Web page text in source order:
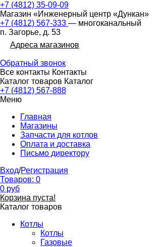
+7 (4812) 35-09-09
Магазин «Инженерный центр «Дункан»
+7 (4812) 567-333 — многоканальный
п. Загорье, д. 53
Адреса магазинов
Обратный звонок
Все контакты Контакты
Каталог товаров Каталог
+7 (4812) 567-888
Меню
Главная
Магазины
Запчасти для котлов
Оплата и доставка
Письмо директору
Вход/Регистрация
Товаров: 0
0 руб
Корзина пуста!
Каталог товаров
Котлы
Котлы
Газовые